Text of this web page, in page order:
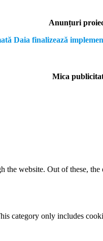
Anunțuri
Daia finalizează
Mica
website. Out of these,
category only includes